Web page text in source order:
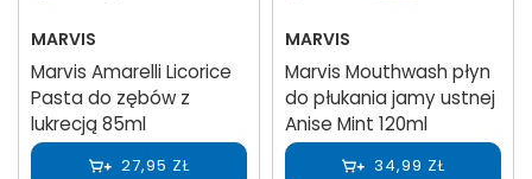
MARVIS
Marvis Amarelli Licorice
Pasta do zębów z
lukrecją 85ml
27,95 ZŁ
MARVIS
Marvis Mouthwash płyn
do płukania jamy ustnej
Anise Mint 120ml
34,99 ZŁ